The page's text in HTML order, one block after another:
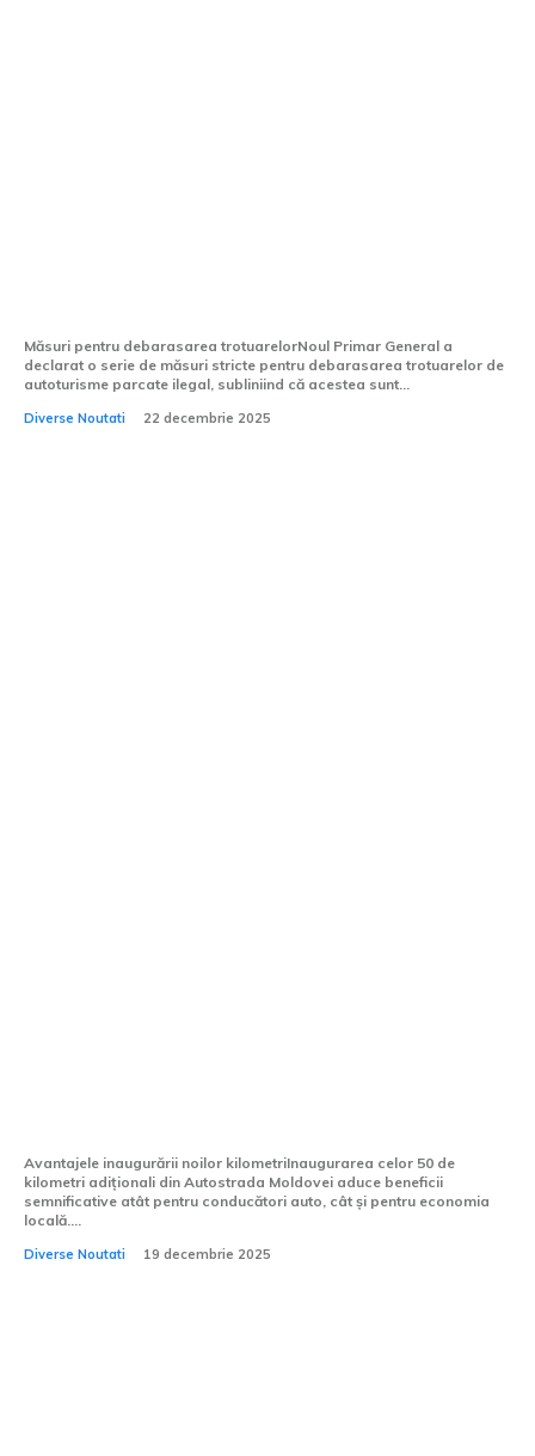
Măsuri pentru debarasarea trotuarelorNoul Primar General a
declarat o serie de măsuri stricte pentru debarasarea trotuarelor de
autoturisme parcate ilegal, subliniind că acestea sunt...
Diverse Noutati 22 decembrie 2025
Avantajele inaugurării noilor kilometriInaugurarea celor 50 de
kilometri adiționali din Autostrada Moldovei aduce beneficii
semnificative atât pentru conducători auto, cât și pentru economia
locală....
Diverse Noutati 19 decembrie 2025